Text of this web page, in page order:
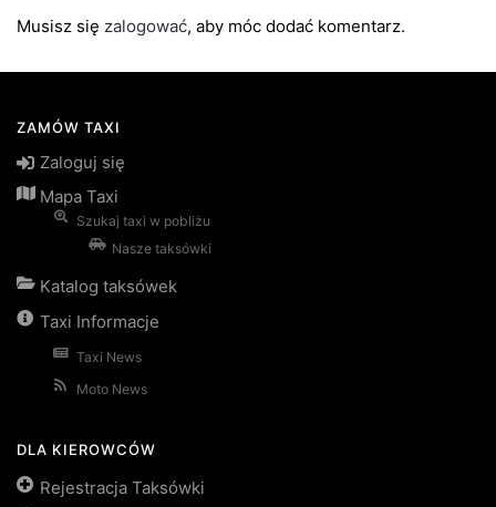
Musisz się zalogować, aby móc dodać komentarz.
ZAMÓW TAXI
Zaloguj się
Mapa Taxi
Szukaj taxi w pobliżu
Nasze taksówki
Katalog taksówek
Taxi Informacje
Taxi News
Moto News
DLA KIEROWCÓW
Rejestracja Taksówki